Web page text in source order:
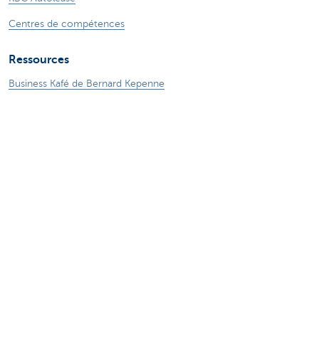
Centres de compétences
Ressources
Business Kafé de Bernard Kepenne